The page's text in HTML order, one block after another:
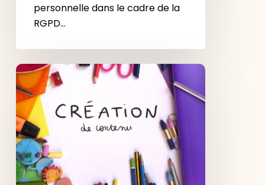
personnelle dans le cadre de la
RGPD…
Quels
outils
pour
ma
création
de
contenu
?